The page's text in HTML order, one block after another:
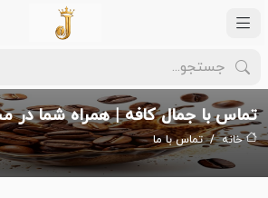
تماس با جمال کافه | همراه شما در
خانه تماس با ما